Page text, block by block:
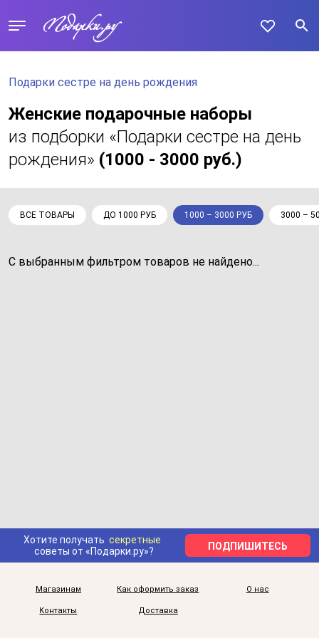
Подарки сестре на день рождения
Женские подарочные наборы
из подборки «Подарки сестре на день
рождения» (1000 - 3000 руб.)
ВСЕ ТОВАРЫ ДО 1000 РУБ 1000 – 3000 РУБ 3000 –
С выбранным фильтром товаров не найдено...
Хотите получать секретные
советы от «Подарки.ру»?
ПОДПИШИТЕСЬ
Магазинам Как оформить заказ О нас
Контакты Доставка